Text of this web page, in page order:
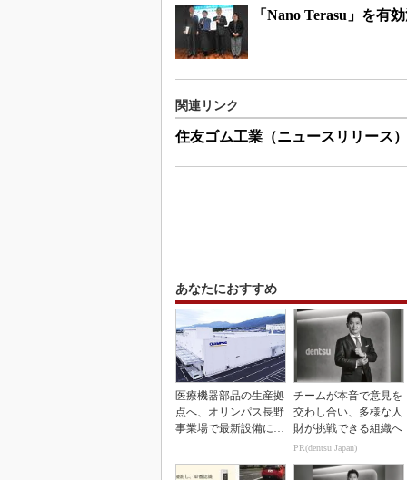
「Nano Terasu」を有
関連リンク
住友ゴム工業（ニュースリリース）
あなたにおすすめ
医療機器部品の生産拠
点へ、オリンパス長野
事業場で最新設備に機
チームが本音で意見を
交わし合い、多様な人
財が挑戦できる組織へ
PR(dentsu Japan)